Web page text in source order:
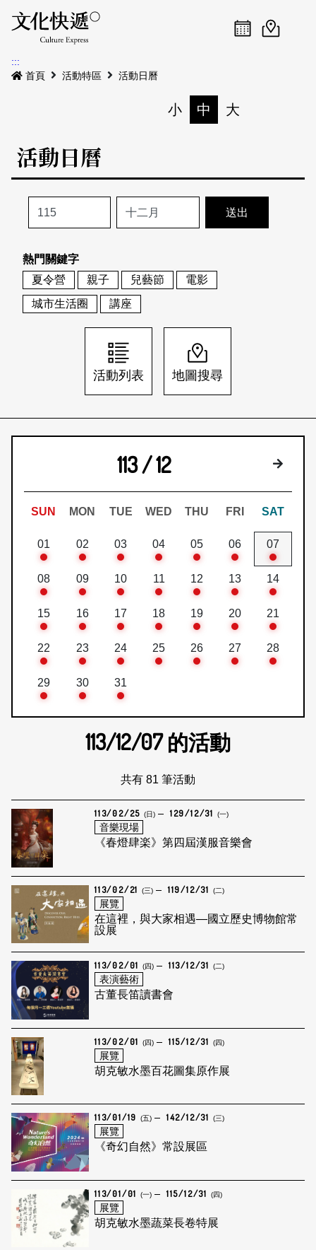
Menu
最新公告
本期專題
歷史專題
活動特區
活動列表
地圖搜尋
關於我們
關於我們
刊物索取地點
會員基本資料
刊登活動
網站導覽 English
日本語 登入/註冊
活動日曆活動地圖
:::
首頁
活動特區 活動日曆
小 中 大
活動日曆
熱門關鍵字
夏令營
親子 兒藝節
電影
城市生活圈
講座
活動列表 地圖搜尋
113 / 12 下個月
SUN MON TUE WED THU FRI SAT
01 02 03 04 05 06 07
08 09 10 11 12 13 14
15 16 17 18 19 20 21
22 23 24 25 26 27 28
29 30 31
113/12/07的活動
共有 81 筆活動
113/02/25 (日) 129/12/31 (一)
音樂現場
《春燈肆楽》第四屆漢服音樂會
113/02/21 (三) 119/12/31 (二)
展覽
在這裡，與大家相遇—國立歷史博物館常
設展
113/02/01 (四) 113/12/31 (二)
表演藝術
古董長笛讀書會
113/02/01 (四) 115/12/31 (四)
展覽
胡克敏水墨百花圖集原作展
113/01/19 (五) 142/12/31 (三)
展覽
《奇幻自然》常設展區
113/01/01 (一) 115/12/31 (四)
展覽
胡克敏水墨蔬菜長卷特展